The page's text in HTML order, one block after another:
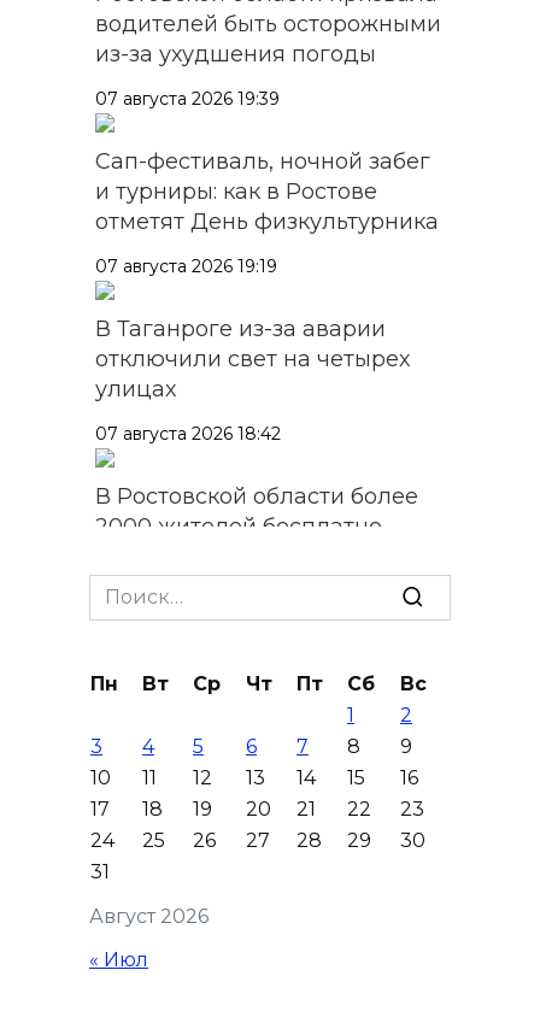
водителей быть осторожными
из-за ухудшения погоды
07 августа 2026 19:39
Сап-фестиваль, ночной забег
и турниры: как в Ростове
отметят День физкультурника
07 августа 2026 19:19
В Таганроге из-за аварии
отключили свет на четырех
улицах
07 августа 2026 18:42
В Ростовской области более
2000 жителей бесплатно
07 августа 2026 18:38
тысяч детей: в Ростовской
области продолжается
оздоровительная кампания
07 августа 2026 18:30
Судьба аварийного особняка
Search
for:
Август 2026
Пн Вт Ср Чт Пт Сб
Вс
1
2
3
4 5 6 7 8
9
10
11 12 13 14 15
16
17
18 19 20 21 22
23
24
25 26 27 28 29
30
31
« Июл